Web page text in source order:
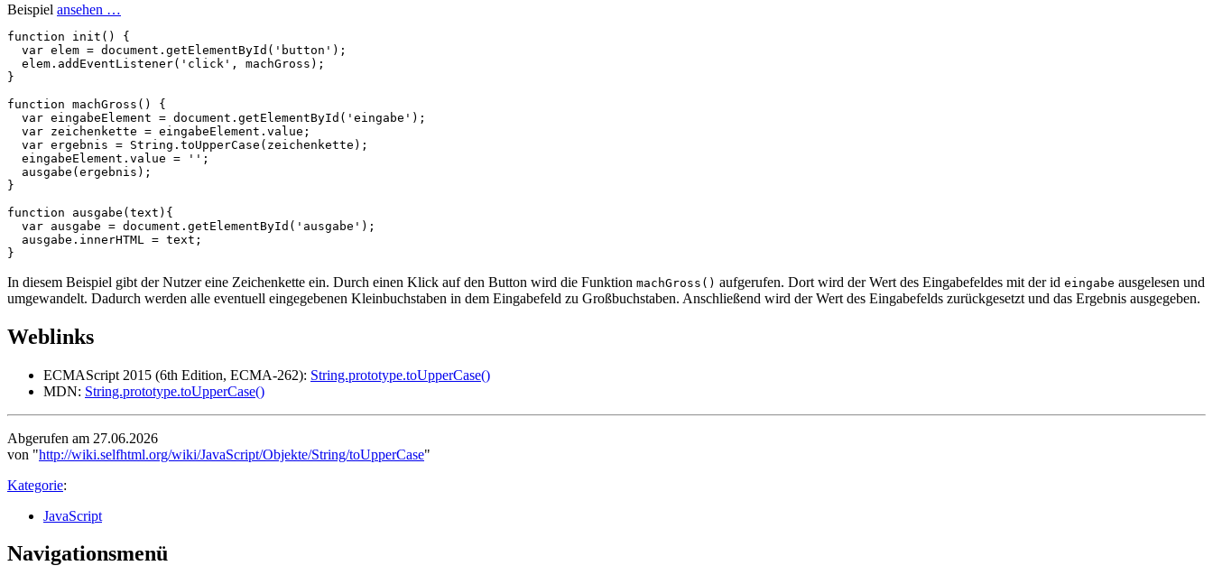
Beispiel ansehen …
function init ()
{
var elem = document . getElementById ( 'button' );
elem . addEventListener( 'click' , machGross );
}
function machGross ()
{
var eingabeElement = document . getElementById ( 'eingabe' );
var zeichenkette = eingabeElement . value ;
var ergebnis = String . toUpperCase ( zeichenkette );
eingabeElement . value = '' ;
ausgabe (ergebnis );
}
function
ausgabe (text ){
var ausgabe = document . getElementById ( 'ausgabe' );
ausgabe . innerHTML = text ;
}
In diesem Beispiel gibt der Nutzer eine Zeichenkette ein. Durch einen Klick auf den Button wird die Funktion machGross() aufgerufen. Dort wird der Wert des Eingabefeldes mit der id eingabe ausgelesen und
umgewandelt. Dadurch werden alle eventuell eingegebenen Kleinbuchstaben in dem Eingabefeld zu Großbuchstaben. Anschließend wird der Wert des Eingabefelds zurückgesetzt und das Ergebnis ausgegeben.
Weblinks
ECMAScript 2015 (6th Edition, ECMA-262): String.prototype.toUpperCase()
MDN: String.prototype.toUpperCase()
Abgerufen am 27.06.2026
von "http://wiki.selfhtml.org/wiki/JavaScript/Objekte/String/toUpperCase"
Kategorie:
JavaScript
Navigationsmenü